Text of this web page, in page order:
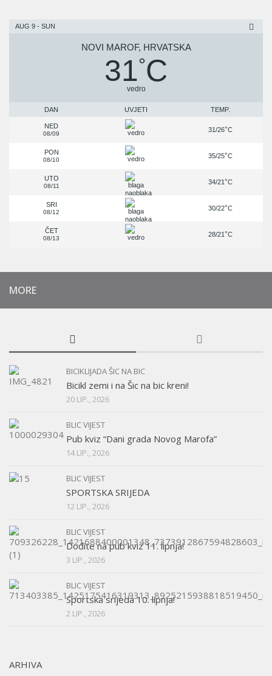
AUG 9 - SUN
NOVI MAROF, HRVATSKA
31°C
vedro
DAN UVJETI TEMP.
NED
08/09
31/26°C
PON
08/10
35/25°C
UTO
08/11
34/21°C
SRI
08/12
30/22°C
ČET
08/13
28/21°C
MORE
BICIKLIJADA ŠIC NA BIC
Bicikl zemi i na Šic na bic kreni!
20 LIP., 2026
BLIC VIJEST
Pub kviz “Dani grada Novog Marofa”
14 LIP., 2026
BLIC VIJEST
SPORTSKA SRIJEDA
12 LIP., 2026
BLIC VIJEST
Dođite na pub kviz 11. lipnja!
3 LIP., 2026
BLIC VIJEST
Sportska srijeda 10. lipnja!
2 LIP., 2026
ARHIVA